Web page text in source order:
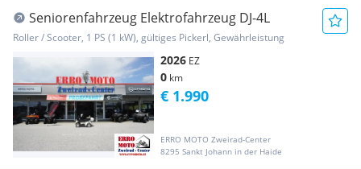
Seniorenfahrzeug Elektrofahrzeug DJ-4L
Roller / Scooter, 1 PS (1 kW), gültiges Pickerl, Gewährleistung
2026 EZ
0 km
ERRO MOTO Zweirad-Center
8295 Sankt Johann in der Haide
€ 1.990